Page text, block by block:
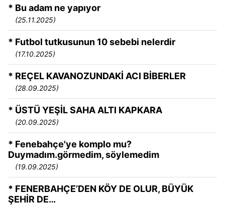
* Bu adam ne yapıyor
(25.11.2025)
* Futbol tutkusunun 10 sebebi nelerdir
(17.10.2025)
* REÇEL KAVANOZUNDAKİ ACI BİBERLER
(28.09.2025)
* ÜSTÜ YEŞİL SAHA ALTI KAPKARA
(20.09.2025)
* Fenebahçe'ye komplo mu?
Duymadım.görmedim, söylemedim
(19.09.2025)
* FENERBAHÇE’DEN KÖY DE OLUR, BÜYÜK
ŞEHİR DE…